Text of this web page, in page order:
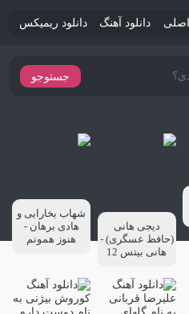
دانلود آهنگ دانلود ریمیکس
جستوجو
دیجی هانی
(حافظ عسگری) -
هانی بیتس 12
شهاب بخارایی و
هادی برهان -
هنوز همونم